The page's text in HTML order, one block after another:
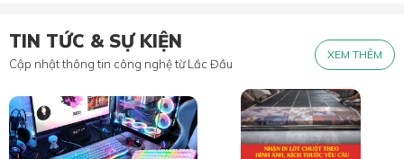
TIN TỨC & SỰ KIỆN
Cập nhật thông tin công nghệ từ Lắc Đầu
XEM THÊM